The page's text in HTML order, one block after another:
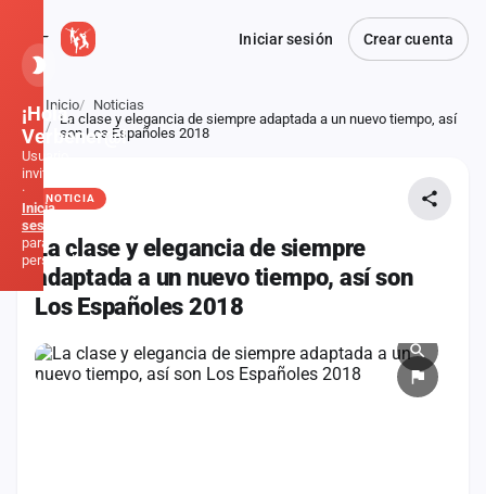
Iniciar sesión Crear cuenta
Atrás
Inicio
Noticias
La clase y elegancia de siempre adaptada a un nuevo tiempo, así
son Los Españoles 2018
NOTICIA
La clase y elegancia de siempre
adaptada a un nuevo tiempo, así son
Los Españoles 2018
¡Hola,
Verbener@!
Usuario
invitado
·
Inicia
sesión
para
personalizar
Noticias